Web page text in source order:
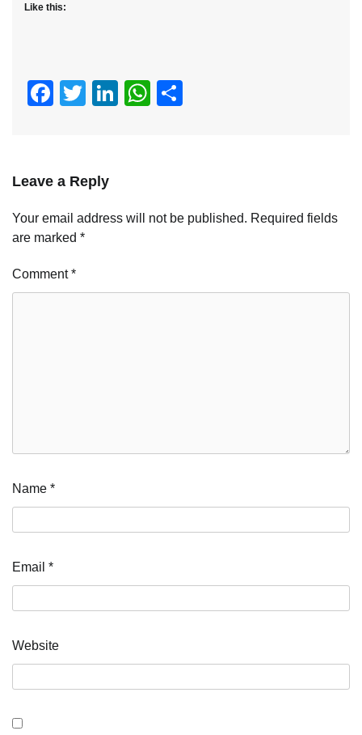
Like this:
Facebook
TwitterLinkedIn
WhatsApp
Leave a Reply
Your email address will not be published. Required fields
are marked *
Comment*
Name *
Email *
Website